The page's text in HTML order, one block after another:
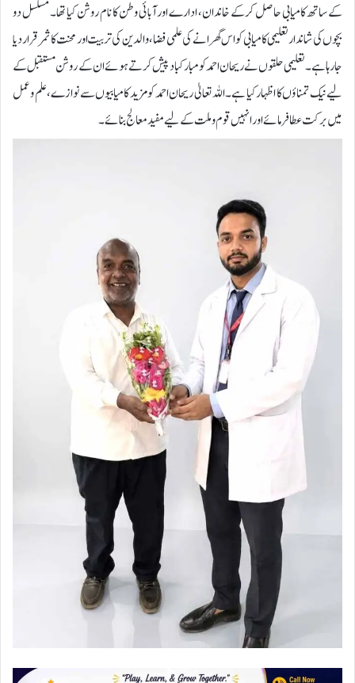
کے ساتھ کامیابی حاصل کرکے خاندان، ادارے اور آبائی وطن کا نام روشن کیا تھا۔ مسلسل دو
بچوں کی شاندار تعلیمی کامیابی کو اس گھرانے کی علمی فضا، والدین کی تربیت اور محنت کا ثمر قرار دیا
جا رہا ہے۔تعلیمی حلقوں نے ریحان احمد کو مبارکباد پیش کرتے ہوئے ان کے روشن مستقبل کے
لیے نیک تمناؤں کا اظہار کیا ہے۔اللہ تعالیٰ ریحان احمد کو مزید کامیابیوں سے نوازے، علم و عمل
میں برکت عطا فرمائے اور انہیں قوم و ملت کے لیے مفید معالج بنائے۔